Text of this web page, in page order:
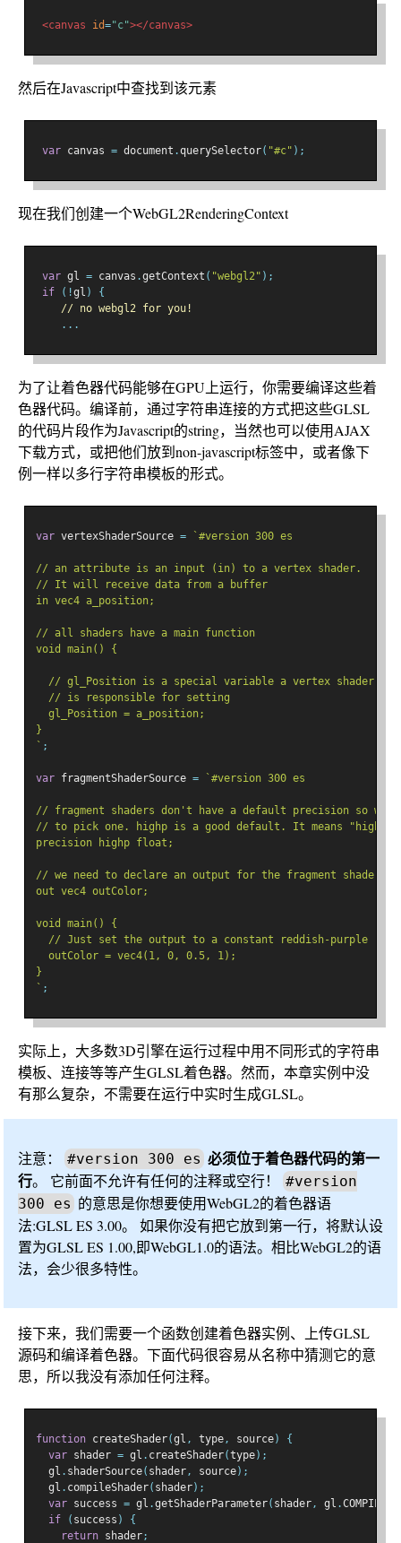
<canvas id="c"></canvas>
然后在Javascript中查找到该元素
var canvas = document .querySelector( "#c" );
现在我们创建一个WebGL2RenderingContext
var gl = canvas .getContext ( "webgl2" );
if
(!gl )
{
// no webgl2 for you!
...
为了让着色器代码能够在GPU上运行，你需要编译这些着
色器代码。编译前，通过字符串连接的方式把这些GLSL
的代码片段作为Javascript的string，当然也可以使用AJAX
下载方式，或把他们放到non-javascript标签中，或者像下
例一样以多行字符串模板的形式。
var vertexShaderSource = `#version 300 es
// an attribute is an input (in) to a vertex shader.
// It will receive data from a buffer
in vec4 a_position;
// all shaders have a main function
void main() {
  // gl_Position is a special variable a vertex shader
  // is responsible for setting
  gl_Position = a_position;
}
` ;
var fragmentShaderSource = `#version 300 es
// fragment shaders don't have a default precision so we
// to pick one. highp is a good default. It means "high
precision highp float;
// we need to declare an output for the fragment shader
out vec4 outColor;
void main() {
  // Just set the output to a constant reddish-purple
  outColor = vec4(1, 0, 0.5, 1);
}
` ;
实际上，大多数3D引擎在运行过程中用不同形式的字符串
模板、连接等等产生GLSL着色器。然而，本章实例中没
有那么复杂，不需要在运行中实时生成GLSL。
注意： #version 300 es 必须位于着色器代码的第一
行。 它前面不允许有任何的注释或空行！
#version
300 es 的意思是你想要使用WebGL2的着色器语
法:GLSL ES 3.00。 如果你没有把它放到第一行，将默认设
置为GLSL ES 1.00,即WebGL1.0的语法。相比WebGL2的语
法，会少很多特性。
接下来，我们需要一个函数创建着色器实例、上传GLSL
源码和编译着色器。下面代码很容易从名称中猜测它的意
思，所以我没有添加任何注释。
function createShader(gl , type, source)
{
var shader = gl . createShader(type);
  gl
. shaderSource( shader, source);
  gl
. compileShader( shader);
var success = gl .getShaderParameter( shader, gl .
if
( success )
{
return shader;